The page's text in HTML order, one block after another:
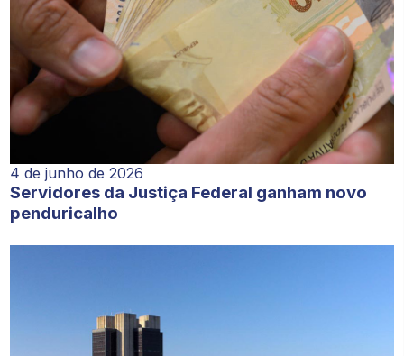
4 de junho de 2026
Servidores da Justiça Federal ganham novo
penduricalho